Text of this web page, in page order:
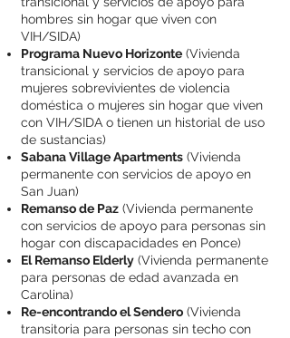
hombres sin hogar que viven con
VIH/SIDA)
Programa Nuevo Horizonte (Vivienda
transicional y servicios de apoyo para
mujeres sobrevivientes de violencia
doméstica o mujeres sin hogar que viven
con VIH/SIDA o tienen un historial de uso
de sustancias)
Sabana Village Apartments (Vivienda
permanente con servicios de apoyo en
San Juan)
Remanso de Paz (Vivienda permanente
con servicios de apoyo para personas sin
hogar con discapacidades en Ponce)
El Remanso Elderly (Vivienda permanente
para personas de edad avanzada en
Carolina)
Re-encontrando el Sendero (Vivienda
transitoria para personas sin techo con